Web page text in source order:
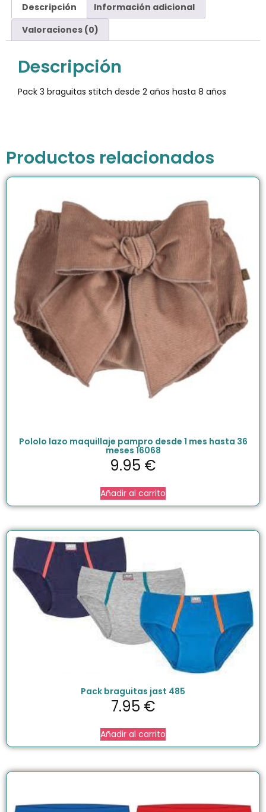
Descripción
Información adicional
Valoraciones (0)
Descripción
Pack 3 braguitas stitch desde 2 años hasta 8 años
Productos relacionados
Pololo lazo maquillaje pampro desde 1 mes hasta 36
meses 16068
9.95 €
Añadir al carrito
Pack braguitas jast 485
7.95 €
Añadir al carrito